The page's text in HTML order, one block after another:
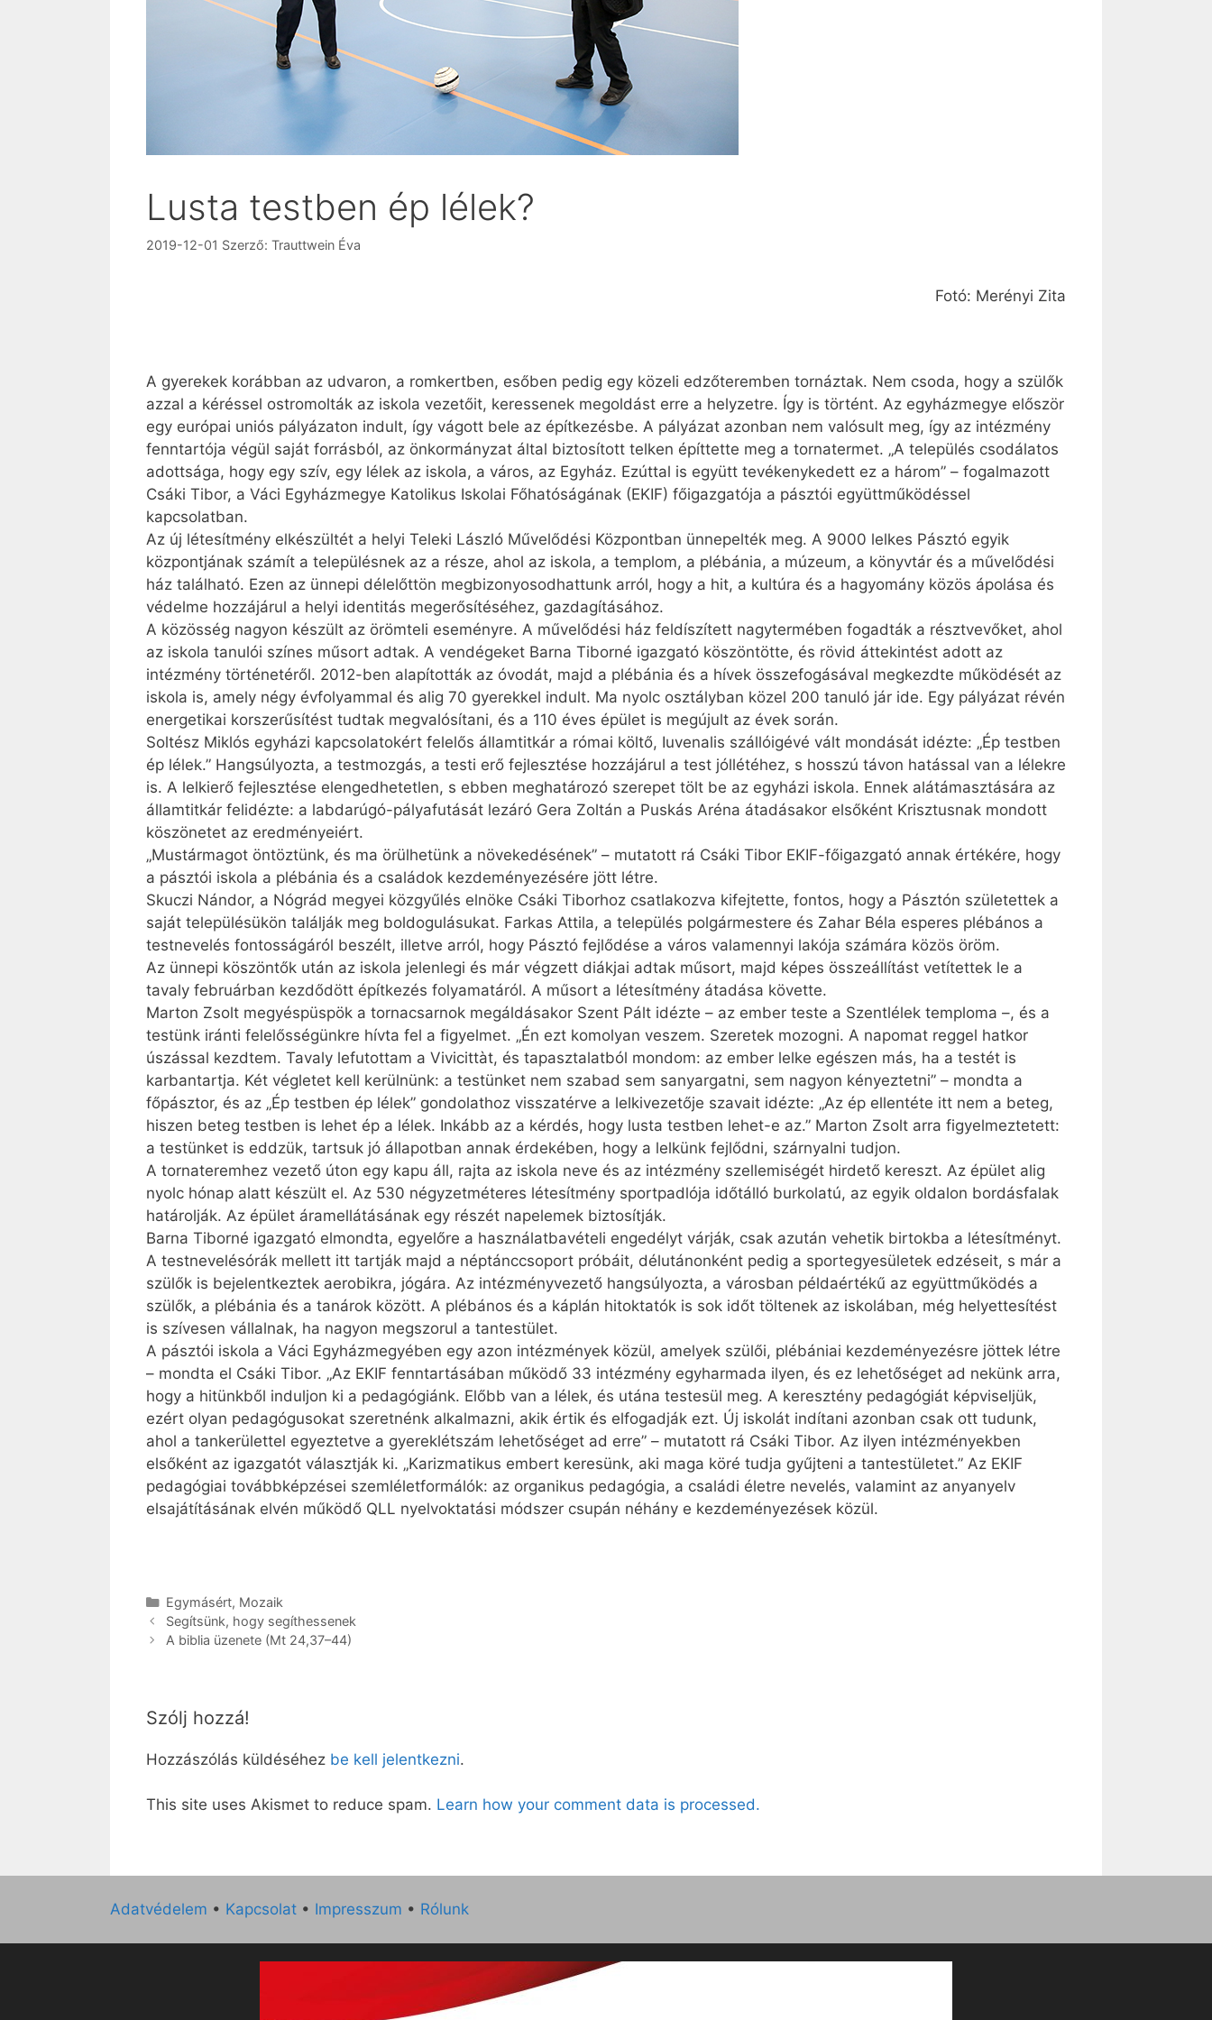
Lusta testben ép lélek?
2019-12-01 Szerző: Trauttwein Éva
Fotó: Merényi Zita
A gyerekek korábban az udvaron, a romkertben, esőben pedig egy közeli edzőteremben tornáztak. Nem csoda, hogy a szülők
azzal a kéréssel ostromolták az iskola vezetőit, keressenek megoldást erre a helyzetre. Így is történt. Az egyházmegye először
egy európai uniós pályázaton indult, így vágott bele az építkezésbe. A pályázat azonban nem valósult meg, így az intézmény
fenntartója végül saját forrásból, az önkormányzat által biztosított telken építtette meg a tornatermet. „A település csodálatos
adottsága, hogy egy szív, egy lélek az iskola, a város, az Egyház. Ezúttal is együtt tevékenykedett ez a három” – fogalmazott
Csáki Tibor, a Váci Egyházmegye Katolikus Iskolai Főhatóságának (EKIF) főigazgatója a pásztói együttműködéssel
kapcsolatban.
Az új létesítmény elkészültét a helyi Teleki László Művelődési Központban ünnepelték meg. A 9000 lelkes Pásztó egyik
központjának számít a településnek az a része, ahol az iskola, a templom, a plébánia, a múzeum, a könyvtár és a művelődési
ház található. Ezen az ünnepi délelőttön megbizonyosodhattunk arról, hogy a hit, a kultúra és a hagyomány közös ápolása és
védelme hozzájárul a helyi identitás megerősítéséhez, gazdagításához.
A közösség nagyon készült az örömteli eseményre. A művelődési ház feldíszített nagytermében fogadták a résztvevőket, ahol
az iskola tanulói színes műsort adtak. A vendégeket Barna Tiborné igazgató köszöntötte, és rövid áttekintést adott az
intézmény történetéről. 2012-ben alapították az óvodát, majd a plébánia és a hívek összefogásával megkezdte működését az
iskola is, amely négy évfolyammal és alig 70 gyerekkel indult. Ma nyolc osztályban közel 200 tanuló jár ide. Egy pályázat révén
energetikai korszerűsítést tudtak megvalósítani, és a 110 éves épület is megújult az évek során.
Soltész Miklós egyházi kapcsolatokért felelős államtitkár a római költő, Iuvenalis szállóigévé vált mondását idézte: „Ép testben
ép lélek.” Hangsúlyozta, a testmozgás, a testi erő fejlesztése hozzájárul a test jóllétéhez, s hosszú távon hatással van a lélekre
is. A lelkierő fejlesztése elengedhetetlen, s ebben meghatározó szerepet tölt be az egyházi iskola. Ennek alátámasztására az
államtitkár felidézte: a labdarúgó-pályafutását lezáró Gera Zoltán a Puskás Aréna átadásakor elsőként Krisztusnak mondott
köszönetet az eredményeiért.
„Mustármagot öntöztünk, és ma örülhetünk a növekedésének” – mutatott rá Csáki Tibor EKIF-főigazgató annak értékére, hogy
a pásztói iskola a plébánia és a családok kezdeményezésére jött létre.
Skuczi Nándor, a Nógrád megyei közgyűlés elnöke Csáki Tiborhoz csatlakozva kifejtette, fontos, hogy a Pásztón születettek a
saját településükön találják meg boldogulásukat. Farkas Attila, a település polgármestere és Zahar Béla esperes plébános a
testnevelés fontosságáról beszélt, illetve arról, hogy Pásztó fejlődése a város valamennyi lakója számára közös öröm.
Az ünnepi köszöntők után az iskola jelenlegi és már végzett diákjai adtak műsort, majd képes összeállítást vetítettek le a
tavaly februárban kezdődött építkezés folyamatáról. A műsort a létesítmény átadása követte.
Marton Zsolt megyéspüspök a tornacsarnok megáldásakor Szent Pált idézte – az ember teste a Szentlélek temploma –, és a
testünk iránti felelősségünkre hívta fel a figyelmet. „Én ezt komolyan veszem. Szeretek mozogni. A napomat reggel hatkor
úszással kezdtem. Tavaly lefutottam a Vivicittàt, és tapasztalatból mondom: az ember lelke egészen más, ha a testét is
karbantartja. Két végletet kell kerülnünk: a testünket nem szabad sem sanyargatni, sem nagyon kényeztetni” – mondta a
főpásztor, és az „Ép testben ép lélek” gondolathoz visszatérve a lelki­veze­tője szavait idézte: „Az ép ellentéte itt nem a beteg,
hiszen beteg testben is lehet ép a lélek. Inkább az a kérdés, hogy lusta testben lehet-e az.” Marton Zsolt arra figyelmeztetett:
a testünket is eddzük, tartsuk jó állapotban annak érdekében, hogy a lelkünk fejlődni, szárnyalni tudjon.
A tornateremhez vezető úton egy kapu áll, rajta az iskola neve és az intézmény szellemiségét hirdető kereszt. Az épület alig
nyolc hónap alatt készült el. Az 530 négyzetméteres létesítmény sportpadlója időtálló burkolatú, az egyik oldalon bordásfalak
határolják. Az épület áramellátásának egy részét napelemek biztosítják.
Barna Tiborné igazgató elmondta, egyelőre a használatbavételi engedélyt várják, csak azután vehetik birtokba a létesítményt.
A testnevelésórák mellett itt tartják majd a néptánccsoport próbáit, délutánonként pedig a sportegyesületek edzéseit, s már a
szülők is bejelentkeztek aerobikra, jógára. Az intézményvezető hangsúlyozta, a városban példaértékű az együttműködés a
szülők, a plébánia és a tanárok között. A plébános és a káplán hitoktatók is sok időt töltenek az iskolában, még helyettesítést
is szívesen vállalnak, ha nagyon megszorul a tantestület.
A pásztói iskola a Váci Egyházmegyében egy azon intézmények közül, amelyek szülői, plébániai kezdeményezésre jöttek létre
– mondta el Csáki Tibor. „Az EKIF fenntartásában működő 33 intézmény egyharmada ilyen, és ez lehetőséget ad nekünk arra,
hogy a hitünkből induljon ki a pedagógiánk. Előbb van a lélek, és utána testesül meg. A keresztény pedagógiát képviseljük,
ezért olyan pedagógusokat szeretnénk alkalmazni, akik értik és elfogadják ezt. Új iskolát indítani azonban csak ott tudunk,
ahol a tankerülettel egyeztetve a gyereklétszám lehetőséget ad erre” – mutatott rá Csáki Tibor. Az ilyen intézményekben
elsőként az igazgatót választják ki. „Karizmatikus embert keresünk, aki maga köré tudja gyűjteni a tantestületet.” Az EKIF
pedagógiai továbbképzései szemléletformálók: az organikus pedagógia, a családi életre nevelés, valamint az anyanyelv
elsajátításának elvén működő QLL nyelvoktatási módszer csupán néhány e kezdeményezések közül.
Kategória
Egymásért, Mozaik
Segítsünk, hogy segíthessenek
A biblia üzenete (Mt 24,37–44)
Szólj hozzá!
Hozzászólás küldéséhez be kell jelentkezni.
This site uses Akismet to reduce spam. Learn how your comment data is processed.
Adatvédelem • Kapcsolat • Impresszum • Rólunk